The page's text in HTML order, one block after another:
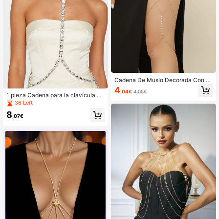
1 pieza Cadena para la clavícula 20
26 Nuevo Estilo Sexy, Cadena para
el pecho de Moda Femenina Lujosa
y Sensual
36 Left
8 ,07€
Cadena De Muslo Decorada Con P
erlas Falsas
4 ,04€ 4,05€